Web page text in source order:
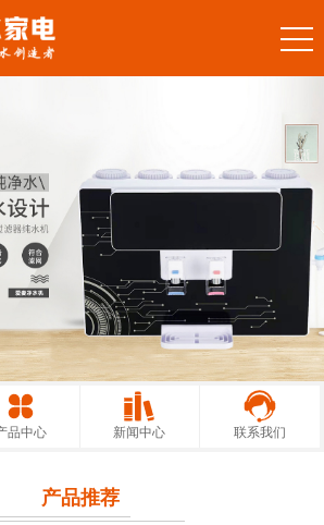
品中心 新闻中心 联系我们
产品推荐